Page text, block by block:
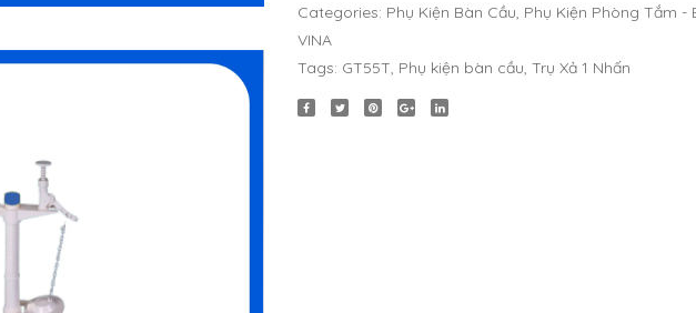
Categories: Phụ Kiện Bàn Cầu, Phụ Kiện Phòng Tắm -
VINA
Tags: GT55T, Phụ kiện bàn cầu, Trụ Xả 1 Nhấn